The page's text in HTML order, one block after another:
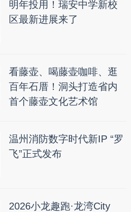
明年投用！瑞安中学新校
区最新进展来了
看藤壶、喝藤壶咖啡、逛
百年石厝！洞头打造省内
首个藤壶文化艺术馆
温州消防数字时代新IP “罗
飞”正式发布
2026小龙趣跑·龙湾City